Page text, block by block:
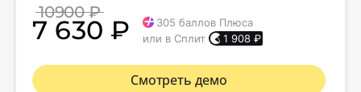
10900 ₽
7 630 ₽ 305 баллов Плюса
или в Сплит
1 908 ₽
Смотреть демо